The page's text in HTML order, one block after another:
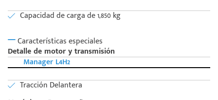
Capacidad de carga de 1,850 kg
Características especiales
Detalle de motor y transmisión
Manager L4H2
Tracción Delantera